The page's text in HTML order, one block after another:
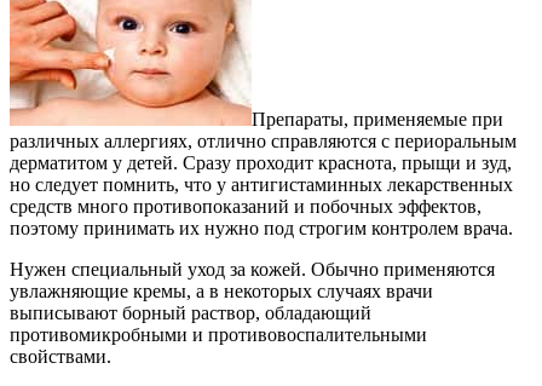
Препараты, применяемые при
различных аллергиях, отлично справляются с периоральным
дерматитом у детей. Сразу проходит краснота, прыщи и зуд,
но следует помнить, что у антигистаминных лекарственных
средств много противопоказаний и побочных эффектов,
поэтому принимать их нужно под строгим контролем врача.
Нужен специальный уход за кожей. Обычно применяются
увлажняющие кремы, а в некоторых случаях врачи
выписывают борный раствор, обладающий
противомикробными и противовоспалительными
свойствами.